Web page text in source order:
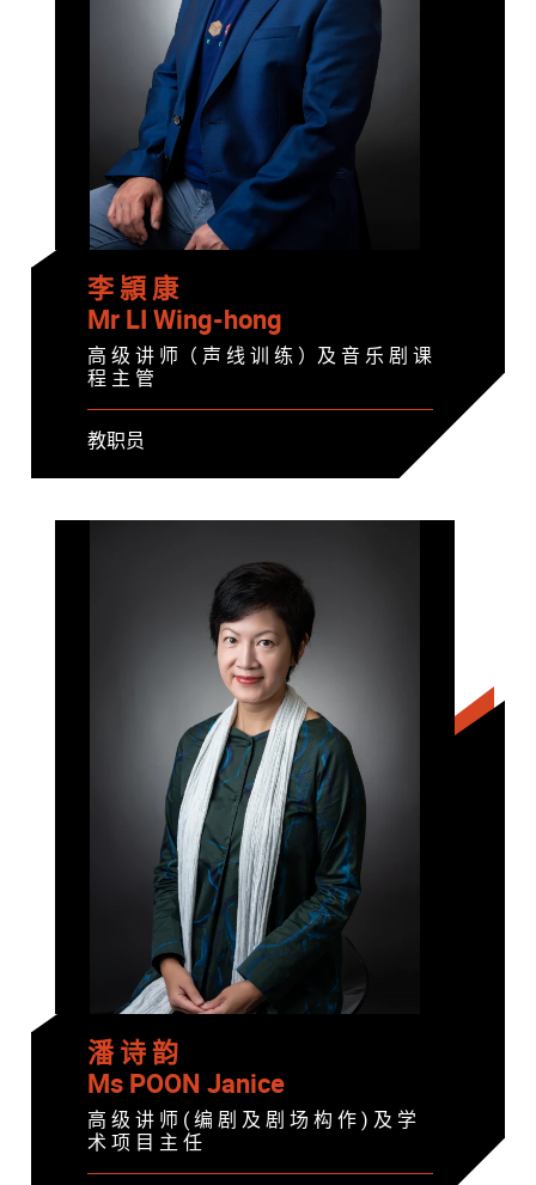
李 頴 康
Mr LI Wing-hong
高 级 讲 师（ 声 线 训 练 ）及 音 乐 剧 课
程 主 管
教职员
潘 诗 韵
Ms POON Janice
高 级 讲 师 ( 编 剧 及 剧 场 构 作 ) 及 学
术 项 目 主 任